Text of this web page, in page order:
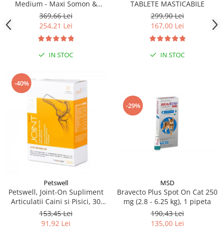
Medium - Maxi Somon &
Orez, 12 kg
369,66 Lei
254,21 Lei
IN STOC
TABLETE MASTICABILE
299,90 Lei
167,00 Lei
IN STOC
-40%
Petswell
Petswell, Joint-On Supliment
Articulatii Caini si Pisici, 30
tablete
153,45 Lei
91,92 Lei
-29%
MSD
Bravecto Plus Spot On Cat 250
mg (2.8 - 6.25 kg), 1 pipeta
190,43 Lei
135,00 Lei